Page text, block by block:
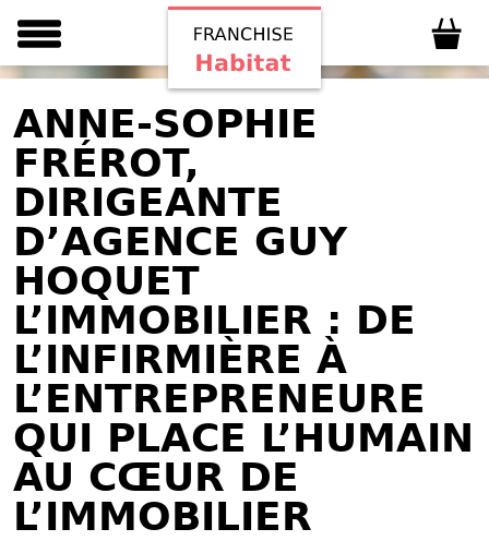
ANNE-SOPHIE
FRÉROT,
DIRIGEANTE
D’AGENCE GUY
HOQUET
L’IMMOBILIER : DE
L’INFIRMIÈRE À
L’ENTREPRENEURE
QUI PLACE L’HUMAIN
AU CŒUR DE
L’IMMOBILIER